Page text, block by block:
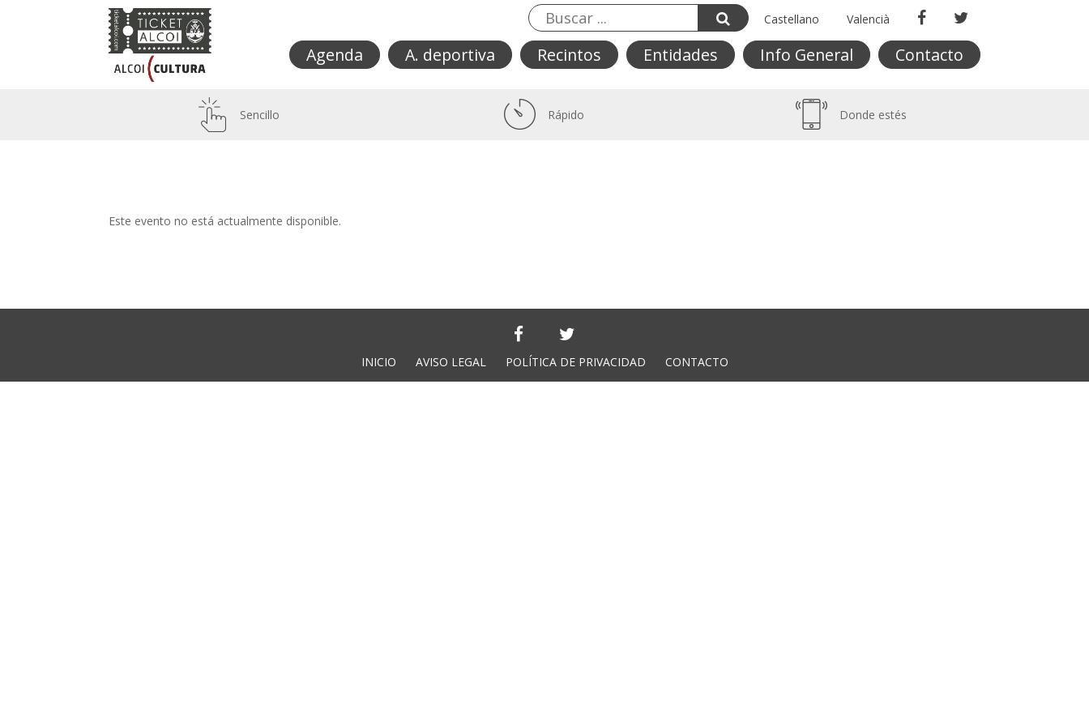
Castellano Valencià
Agenda A. deportiva Recintos Entidades Info General Contacto
Sencillo Rápido Donde estés
Este evento no está actualmente disponible.
INICIO AVISO LEGAL POLÍTICA DE PRIVACIDAD CONTACTO